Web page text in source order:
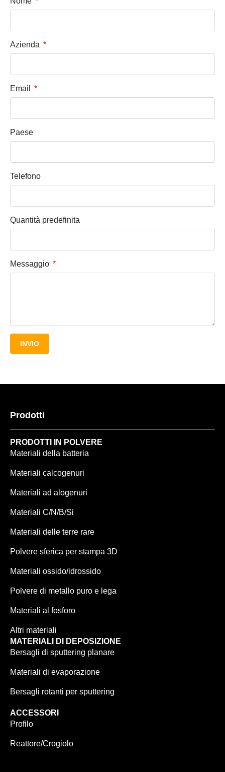
Azienda
Email
Paese
Telefono
Quantità predefinita
Messaggio
INVIO
Prodotti
PRODOTTI IN POLVERE
Materiali della batteria
Materiali calcogenuri
Materiali ad alogenuri
Materiali C/N/B/Si
Materiali delle terre rare
Polvere sferica per stampa 3D
Materiali ossido/idrossido
Polvere di metallo puro e lega
Materiali al fosforo
Altri materiali
MATERIALI DI DEPOSIZIONE
Bersagli di sputtering planare
Materiali di evaporazione
Bersagli rotanti per sputtering
ACCESSORI
Profilo
Reattore/Crogiolo